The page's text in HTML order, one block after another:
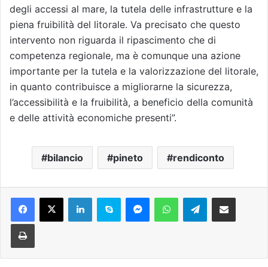
degli accessi al mare, la tutela delle infrastrutture e la
piena fruibilità del litorale. Va precisato che questo
intervento non riguarda il ripascimento che di
competenza regionale, ma è comunque una azione
importante per la tutela e la valorizzazione del litorale,
in quanto contribuisce a migliorarne la sicurezza,
l’accessibilità e la fruibilità, a beneficio della comunità
e delle attività economiche presenti”.
bilancio pineto rendiconto
Telegram